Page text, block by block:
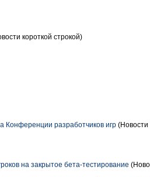
короткой строкой)
Конференции разработчиков игр (Новости
на закрытое бета-тестирование